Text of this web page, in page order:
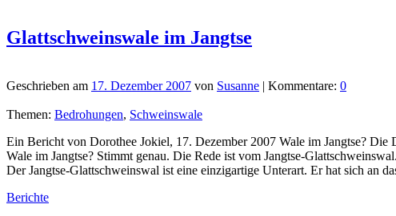
Glattschweinswale im Jangtse
Geschrieben am 17. Dezember 2007 von Susanne | Kommentare: 0
Themen: Bedrohungen, Schweinswale
Ein Bericht von Dorothee Jokiel, 17. Dezember 2007 Wale im Jangtse?
Wale im Jangtse? Stimmt genau. Die Rede ist vom Jangtse-
Der Jangtse-Glattschweinswal ist eine einzigartige Unterart. Er hat sich an
Berichte